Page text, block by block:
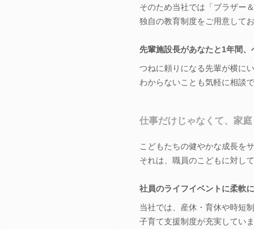
そのため当社では「ブラザー
独自の教育制度をご用意してお
先輩施設長があなたと1年間、
つねに頼りになる先輩が横に
わからないことも気軽に相談
仕事だけじゃなくて、家
こどもたちの健やかな成長を
それは、職員のこどもに対して
社員のライフイベントに柔軟
当社では、産休・育休や時短
子育て支援制度が充実していま